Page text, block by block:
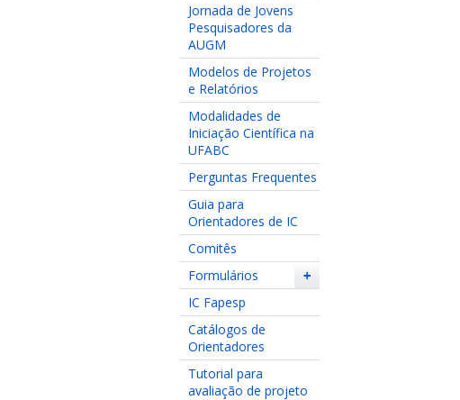
Jornada de Jovens
Pesquisadores da
AUGM
Modelos de Projetos
e Relatórios
Modalidades de
Iniciação Científica na
UFABC
Perguntas Frequentes
Guia para
Orientadores de IC
Comitês
+
Formulários
IC Fapesp
Catálogos de
Orientadores
Tutorial para
avaliação de projeto